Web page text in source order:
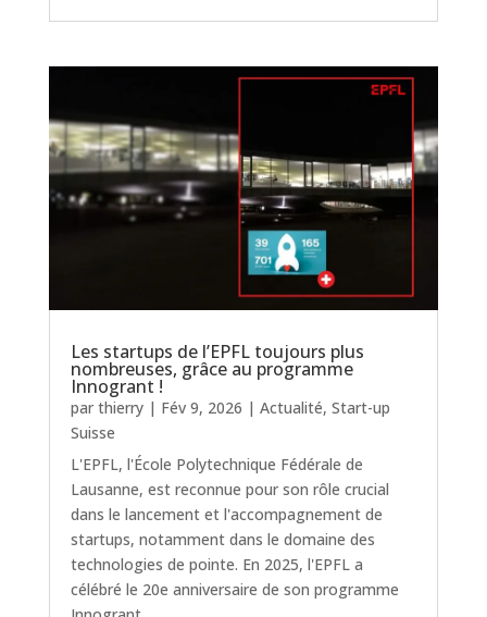
Les startups de l’EPFL toujours plus
nombreuses, grâce au programme
Innogrant !
par thierry| Fév 9, 2026 | Actualité, Start-up
Suisse
L'EPFL, l'École Polytechnique Fédérale de
Lausanne, est reconnue pour son rôle crucial
dans le lancement et l'accompagnement de
startups, notamment dans le domaine des
technologies de pointe. En 2025, l'EPFL a
célébré le 20e anniversaire de son programme